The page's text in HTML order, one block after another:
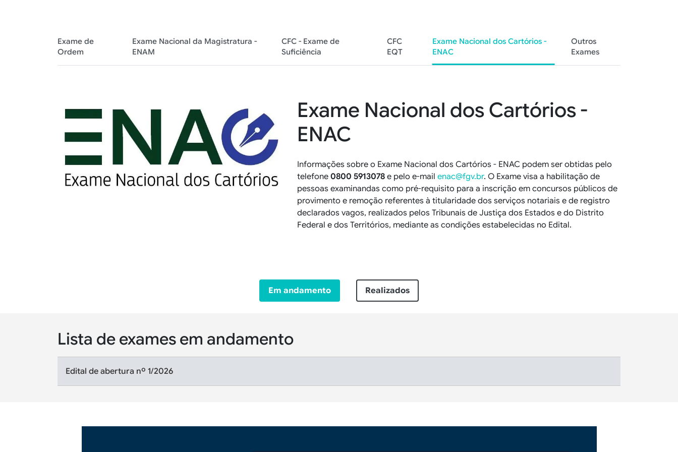
Exame de
Ordem
Exame Nacional da Magistratura -
ENAM
CFC - Exame de
Suficiência
CFC
EQT
Exame Nacional dos Cartórios -
ENAC
Outros
Exames
Exame Nacional dos Cartórios -
ENAC
Informações sobre o Exame Nacional dos Cartórios - ENAC podem ser obtidas pelo
telefone 0800 5913078 e pelo e-mail enac@fgv.br. O Exame visa a habilitação de
pessoas examinandas como pré-requisito para a inscrição em concursos públicos de
provimento e remoção referentes à titularidade dos serviços notariais e de registro
declarados vagos, realizados pelos Tribunais de Justiça dos Estados e do Distrito
Federal e dos Territórios, mediante as condições estabelecidas no Edital.
Em andamento Realizados
Lista de exames em andamento
Edital de abertura nº 1/2026